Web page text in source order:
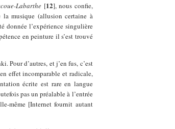
Labarthe [12], nous confie,
la musique (allusion certaine à
donnée l’expérience singulière
en peinture il s’est trouvé
Pour d’autres, et j’en fus, c’est
effet incomparable et radicale,
écrite est rare en langue
pas un préalable à l’entrée
même [Internet fournit autant